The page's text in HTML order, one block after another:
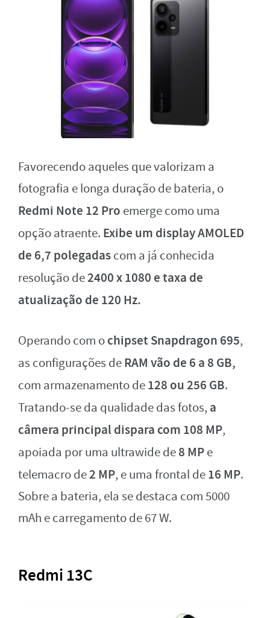
Favorecendo aqueles que valorizam a
fotografia e longa duração de bateria, o
Redmi Note 12 Pro emerge como uma
opção atraente. Exibe um display AMOLED
de 6,7 polegadascom a já conhecida
resolução de2400 x 1080 e taxa de
atualização de 120 Hz.
Operando com ochipset Snapdragon 695,
as configurações deRAM vão de 6 a 8 GB,
com armazenamento de128 ou 256 GB.
Tratando-se da qualidade das fotos, a
câmera principal dispara com 108 MP,
apoiada por uma ultrawide de8 MPe
telemacro de2 MP, e uma frontal de16 MP.
Sobre a bateria, ela se destaca com 5000
mAh e carregamento de 67 W.
Redmi 13C